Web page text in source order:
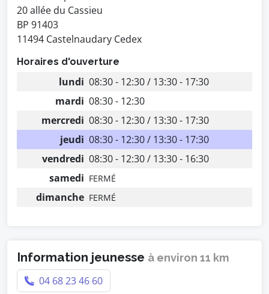
20 allée du Cassieu
BP 91403
11494 Castelnaudary Cedex
Horaires d'ouverture
lundi 08:30 - 12:30 / 13:30 - 17:30
mardi 08:30 - 12:30
mercredi 08:30 - 12:30 / 13:30 - 17:30
jeudi 08:30 - 12:30 / 13:30 - 17:30
vendredi 08:30 - 12:30 / 13:30 - 16:30
samedi FERMÉ
dimanche FERMÉ
Information jeunesse à environ 11 km
04 68 23 46 60